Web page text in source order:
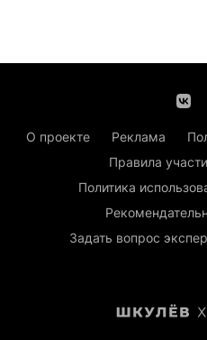
О проекте Реклама
Правила
Политика
Задать вопрос